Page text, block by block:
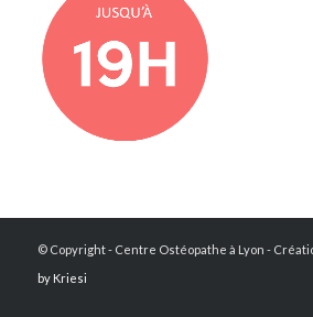
© Copyright - Centre Ostéopathe à Lyon -
by Kriesi